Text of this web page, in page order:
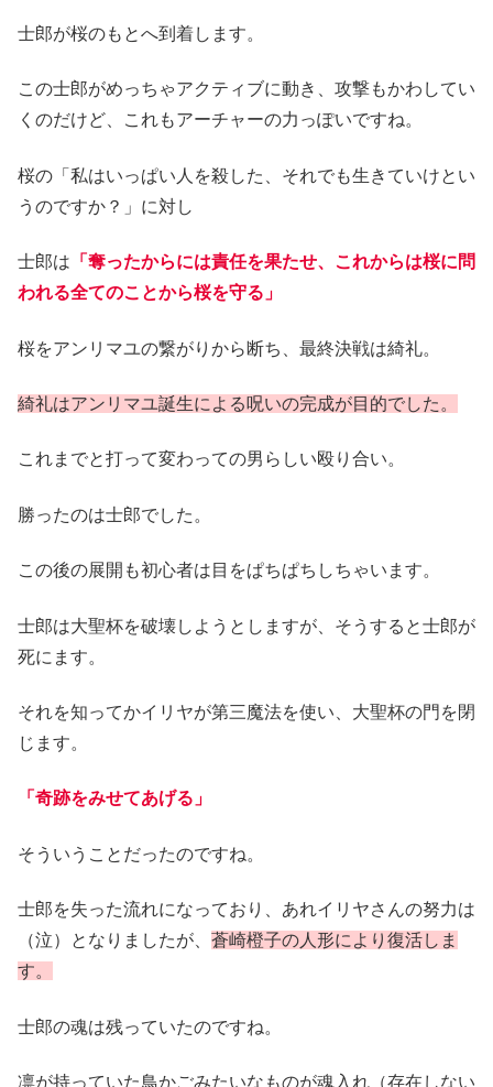
士郎が桜のもとへ到着します。
この士郎がめっちゃアクティブに動き、攻撃もかわしてい
くのだけど、これもアーチャーの力っぽいですね。
桜の「私はいっぱい人を殺した、それでも生きていけとい
うのですか？」に対し
士郎は 「奪ったからには責任を果たせ、これからは桜に問
われる全てのことから桜を守る」
桜をアンリマユの繋がりから断ち、最終決戦は綺礼。
綺礼はアンリマユ誕生による呪いの完成が目的でした。
これまでと打って変わっての男らしい殴り合い。
勝ったのは士郎でした。
この後の展開も初心者は目をぱちぱちしちゃいます。
士郎は大聖杯を破壊しようとしますが、そうすると士郎が
死にます。
それを知ってかイリヤが第三魔法を使い、大聖杯の門を閉
じます。
「奇跡をみせてあげる」
そういうことだったのですね。
士郎を失った流れになっており、あれイリヤさんの努力は
（泣）となりましたが、 蒼崎橙子の人形により復活しま
す。
士郎の魂は残っていたのですね。
凛が持っていた鳥かごみたいなものが魂入れ（存在しない